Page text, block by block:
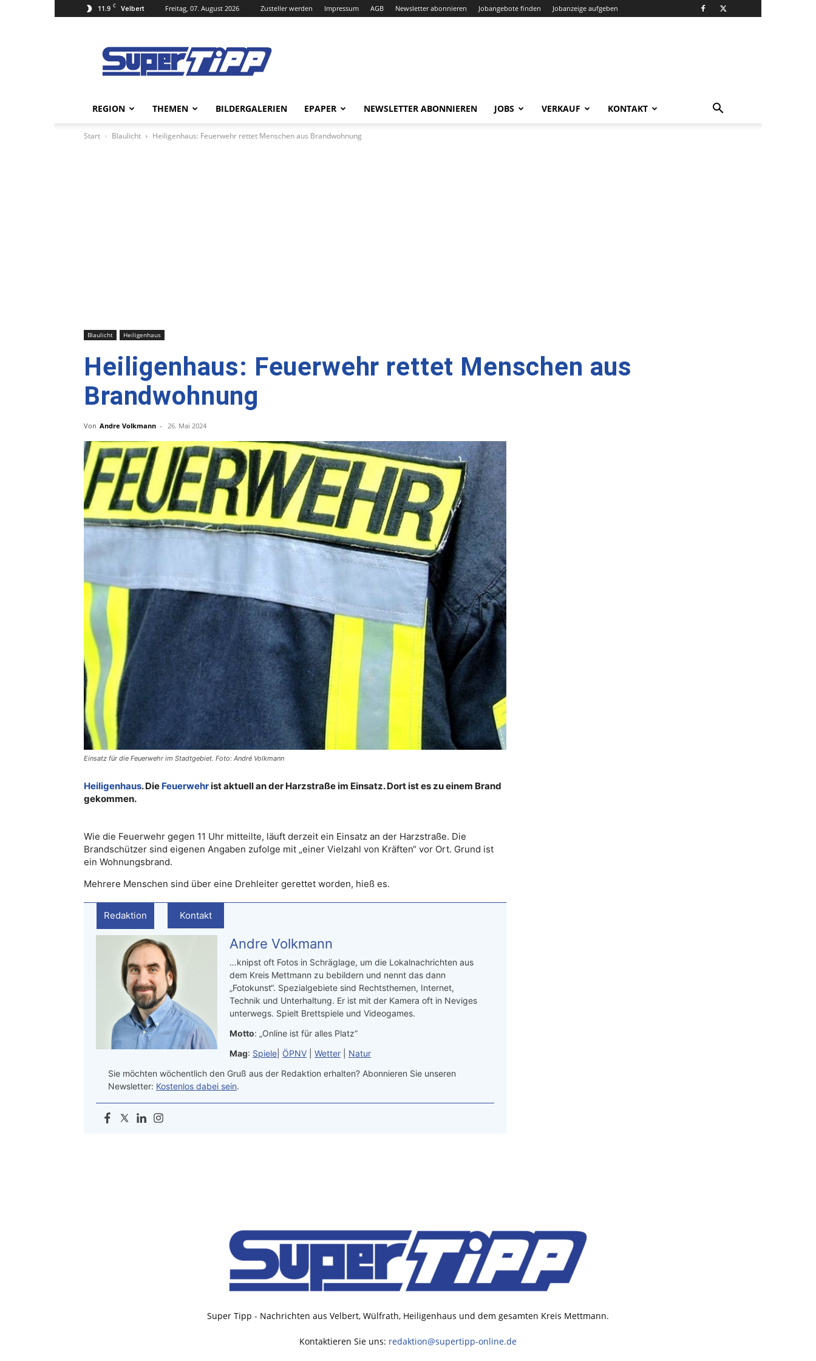
11.9 C Velbert Freitag, 07. August 2026 Zusteller werden Impressum AGB Newsletter abonnieren Jobangebote finden Jobanzeige aufgeben
Tipp
Online
REGION THEMEN BILDERGALERIEN EPAPER NEWSLETTER ABONNIEREN JOBS VERKAUF KONTAKT
Start Blaulicht Heiligenhaus: Feuerwehr rettet Menschen aus Brandwohnung
Blaulicht Heiligenhaus
Heiligenhaus: Feuerwehr rettet Menschen aus
Brandwohnung
Von Andre Volkmann - 26. Mai 2024
Einsatz für die Feuerwehr im Stadtgebiet. Foto: André Volkmann
Heiligenhaus. Die Feuerwehrist aktuell an der Harzstraße im Einsatz. Dort ist es zu einem Brand
gekommen.
Wie die Feuerwehr gegen 11 Uhr mitteilte, läuft derzeit ein Einsatz an der Harzstraße. Die
Brandschützer sind eigenen Angaben zufolge mit „einer Vielzahl von Kräften“ vor Ort. Grund ist
ein Wohnungsbrand.
Mehrere Menschen sind über eine Drehleiter gerettet worden, hieß es.
Redaktion Kontakt
Andre Volkmann
…knipst oft Fotos in Schräglage, um die Lokalnachrichten aus
dem Kreis Mettmann zu bebildern und nennt das dann
„Fotokunst“. Spezialgebiete sind Rechtsthemen, Internet,
Technik und Unterhaltung. Er ist mit der Kamera oft in Neviges
unterwegs. Spielt Brettspiele und Videogames.
Motto: „Online ist für alles Platz“
Mag: Spiele ÖPNV Wetter
Natur
Sie möchten wöchentlich den Gruß aus der Redaktion erhalten? Abonnieren Sie unseren
Newsletter: Kostenlos dabei sein.
Super Tipp - Nachrichten aus Velbert, Wülfrath, Heiligenhaus und dem gesamten Kreis Mettmann.
Kontaktieren Sie uns: redaktion@supertipp-online.de